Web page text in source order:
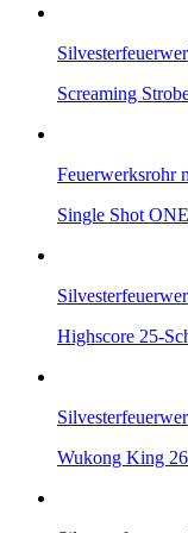
Screaming
Feuerwerksrohr
Single Shot
Highscore 25-
Wukong King